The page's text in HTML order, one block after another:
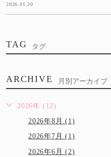
2026.01.20
TAG タグ
ARCHIVE 月別アーカイブ
2026年 (12)
2026年8月 (1)
2026年7月 (1)
2026年6月 (2)